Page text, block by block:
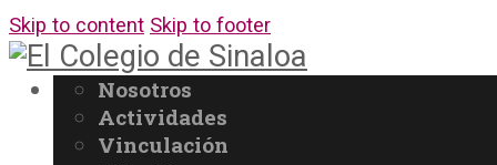
Skip to content Skip to footer
Nosotros
Actividades
Vinculación